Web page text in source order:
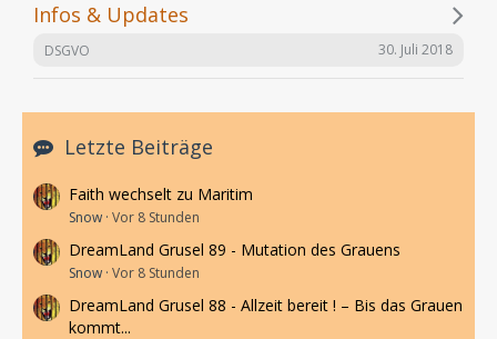
Infos & Updates
DSGVO 30. Juli 2018
Letzte Beiträge
Faith wechselt zu Maritim
Snow Vor 8 Stunden
DreamLand Grusel 89 - Mutation des Grauens
Snow Vor 8 Stunden
DreamLand Grusel 88 - Allzeit bereit ! – Bis das Grauen
kommt...